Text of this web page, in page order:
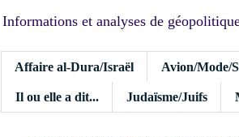
Informations et analyses de
Affaire al-Dura/Israël Avion/Mode/
Il ou elle a dit... Judaïsme/Juifs